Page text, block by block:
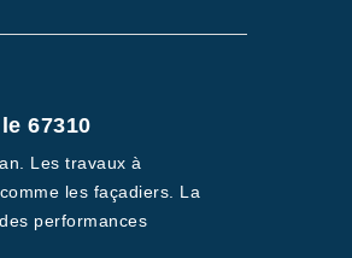
67310
Les travaux à
les façadiers. La
performances